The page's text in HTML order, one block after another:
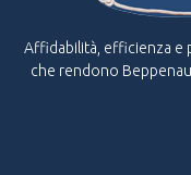
Affidabilità, efficienza e
che rendono